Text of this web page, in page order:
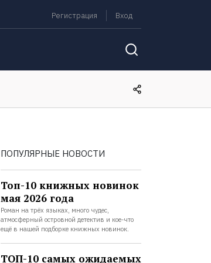
Регистрация Вход
ПОПУЛЯРНЫЕ НОВОСТИ
Топ-10 книжных новинок
мая 2026 года
Роман на трёх языках, много чудес,
атмосферный островной детектив и кое-что
ещё в нашей подборке книжных новинок.
ТОП-10 самых ожидаемых